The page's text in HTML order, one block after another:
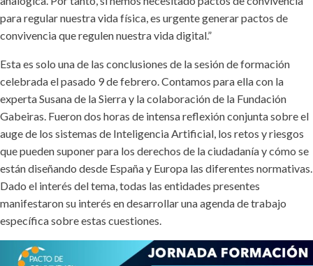
para regular nuestra vida física, es urgente generar pactos de
convivencia que regulen nuestra vida digital.”
Esta es solo una de las conclusiones de la sesión de formación
celebrada el pasado 9 de febrero. Contamos para ella con la
experta Susana de la Sierra y la colaboración de la Fundación
Gabeiras. Fueron dos horas de intensa reflexión conjunta sobre el
auge de los sistemas de Inteligencia Artificial, los retos y riesgos
que pueden suponer para los derechos de la ciudadanía y cómo se
están diseñando desde España y Europa las diferentes normativas.
Dado el interés del tema, todas las entidades presentes
manifestaron su interés en desarrollar una agenda de trabajo
específica sobre estas cuestiones.